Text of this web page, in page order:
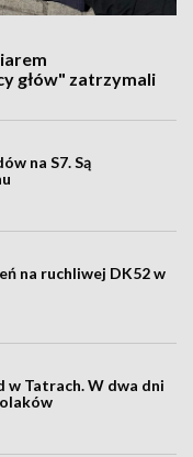
głów" zatrzymali
na S7. Są
na ruchliwej DK52 w
w Tatrach. W dwa dni